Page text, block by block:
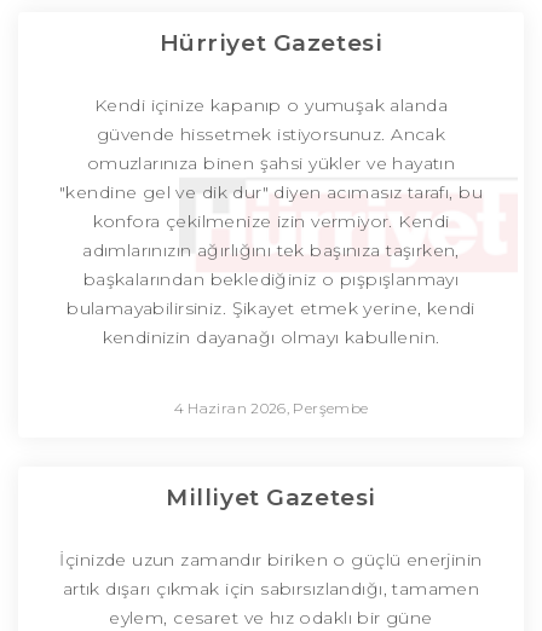
Hürriyet Gazetesi
Kendi içinize kapanıp o yumuşak alanda
güvende hissetmek istiyorsunuz. Ancak
omuzlarınıza binen şahsi yükler ve hayatın
"kendine gel ve dik dur" diyen acımasız tarafı, bu
konfora çekilmenize izin vermiyor. Kendi
adımlarınızın ağırlığını tek başınıza taşırken,
başkalarından beklediğiniz o pışpışlanmayı
bulamayabilirsiniz. Şikayet etmek yerine, kendi
kendinizin dayanağı olmayı kabullenin.
4 Haziran 2026, Perşembe
Milliyet Gazetesi
İçinizde uzun zamandır biriken o güçlü enerjinin
artık dışarı çıkmak için sabırsızlandığı, tamamen
eylem, cesaret ve hız odaklı bir güne